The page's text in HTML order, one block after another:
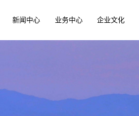
新闻中心 业务中心 企业文化